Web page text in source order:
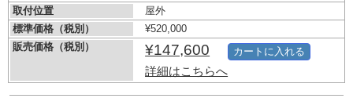
取付位置
屋外
標準価格（税別）
¥520,000
販売価格（税別）
¥147,600
詳細はこちらへ
カートに入れる